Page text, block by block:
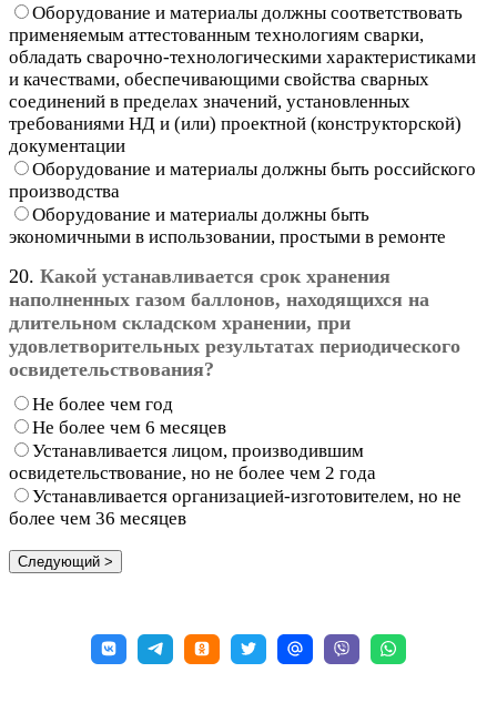
Оборудование и материалы должны соответствовать
применяемым аттестованным технологиям сварки,
обладать сварочно-технологическими характеристиками
и качествами, обеспечивающими свойства сварных
соединений в пределах значений, установленных
требованиями НД и (или) проектной (конструкторской)
документации
Оборудование и материалы должны быть российского
производства
Оборудование и материалы должны быть
экономичными в использовании, простыми в ремонте
20. Какой устанавливается срок хранения
наполненных газом баллонов, находящихся на
длительном складском хранении, при
удовлетворительных результатах периодического
освидетельствования?
Не более чем год
Не более чем 6 месяцев
Устанавливается лицом, производившим
освидетельствование, но не более чем 2 года
Устанавливается организацией-изготовителем, но не
более чем 36 месяцев